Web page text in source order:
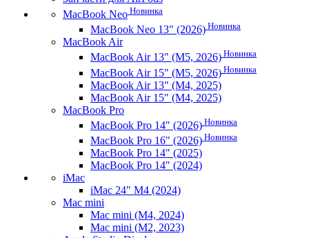
MacBook Neo Новинка
MacBook Neo 13" (2026) Новинка
MacBook Air
MacBook Air 13" (M5, 2026) Новинка
MacBook Air 15" (M5, 2026) Новинка
MacBook Air 13" (M4, 2025)
MacBook Air 15" (M4, 2025)
MacBook Pro
MacBook Pro 14" (2026) Новинка
MacBook Pro 16" (2026) Новинка
MacBook Pro 14" (2025)
MacBook Pro 14" (2024)
iMac
iMac 24" M4 (2024)
Mac mini
Mac mini (M4, 2024)
Mac mini (M2, 2023)